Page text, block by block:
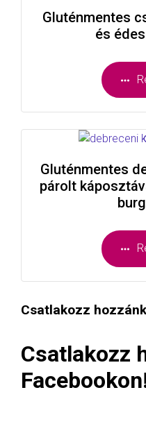
Gluténmentes
és
Gluténmentes
párolt
Csatlakozz
Csatlakozz